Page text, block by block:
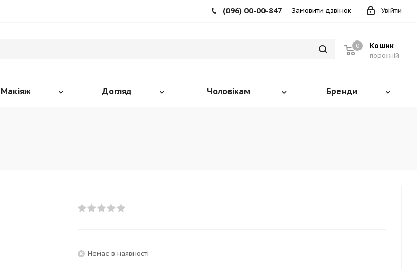
Увійти
(096) 00-00-847 Замовити дзвінок
Кошик
порожній
0
Макіяж Догляд Чоловікам Бренди
Немає в наявності